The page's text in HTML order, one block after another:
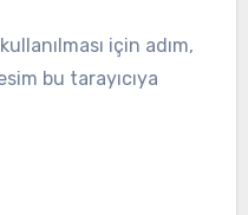
için adım,
bu tarayıcıya